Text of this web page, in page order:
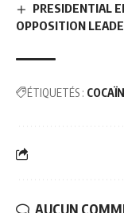
PRESIDENTIAL
OPPOSITION
ÉTIQUETÉS :
AUCUN